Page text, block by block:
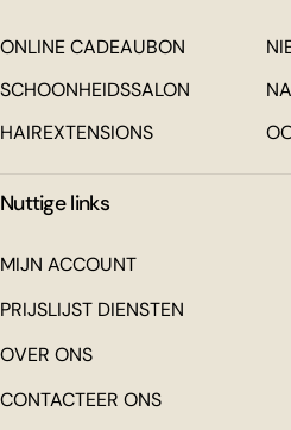
ONLINE CADEAUBON
SCHOONHEIDSSALON
HAIREXTENSIONS
Nuttige links
MIJN ACCOUNT
PRIJSLIJST DIENSTEN
OVER ONS
CONTACTEER ONS